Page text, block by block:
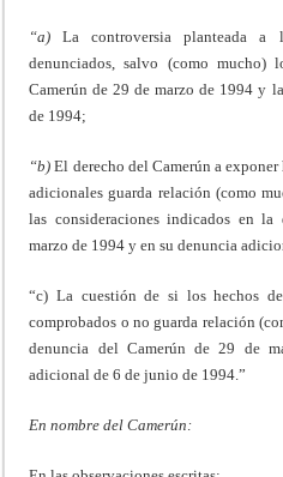
“a) La controversia planteada a
denunciados, salvo (como mucho)
Camerún de 29 de marzo de 1994 y
de 1994;
“b) El derecho del Camerún a
adicionales guarda relación (como
las consideraciones indicados en
marzo de 1994 y en su denuncia
“c) La cuestión de si los hechos
comprobados o no guarda relación
denuncia del Camerún de 29 de
adicional de 6 de junio de 1994.”
En nombre del Camerún: